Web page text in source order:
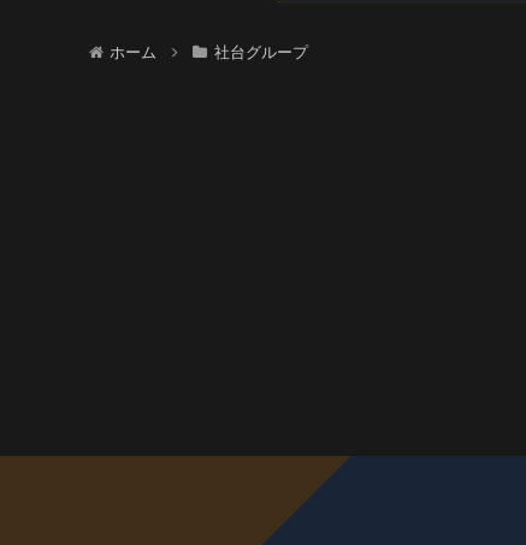
ホーム 社台グループ